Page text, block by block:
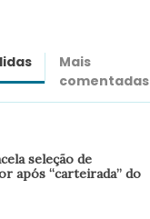
Mais
comentadas
seleção de
após “carteirada” do